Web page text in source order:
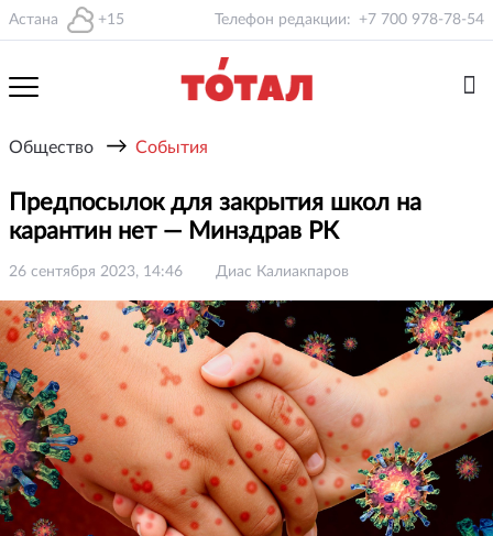
Астана +15 Телефон редакции: +7 700 978-78-54
Общество → События
Предпосылок для закрытия школ на
карантин нет — Минздрав РК
26 сентября 2023, 14:46 Диас Калиакпаров